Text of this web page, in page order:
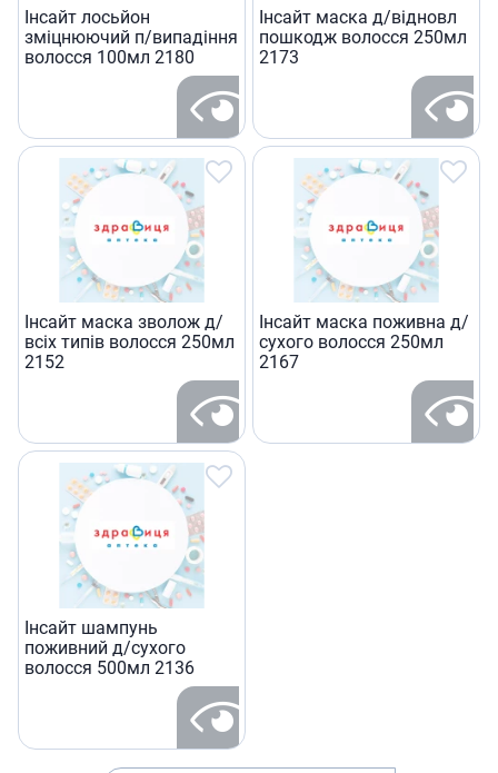
Iнсайт лосьйон
змiцнюючий п/випадiння
волосся 100мл 2180
Iнсайт маска д/вiдновл
пошкодж волосся 250мл
2173
Iнсайт маска зволож д/
всiх типiв волосся 250мл
2152
Iнсайт маска поживна д/
сухого волосся 250мл
2167
Iнсайт шампунь
поживний д/сухого
волосся 500мл 2136